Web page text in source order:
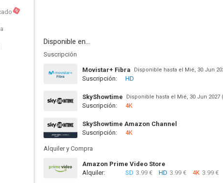
N
Disponible en...
Suscripción
Movistar+ Fibra Disponible hasta el Mié, 30 Jun
Suscripción: HD
SkyShowtime Disponible hasta el Mié, 30 Jun 2027
Suscripción: 4K
SkyShowtime Amazon Channel
Suscripción:
4K
Alquiler y Compra
Amazon Prime Video Store
Alquiler:
SD 3.99 € HD 3.99 € 4K 3.99 €